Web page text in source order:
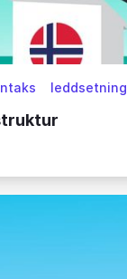
leddsetning